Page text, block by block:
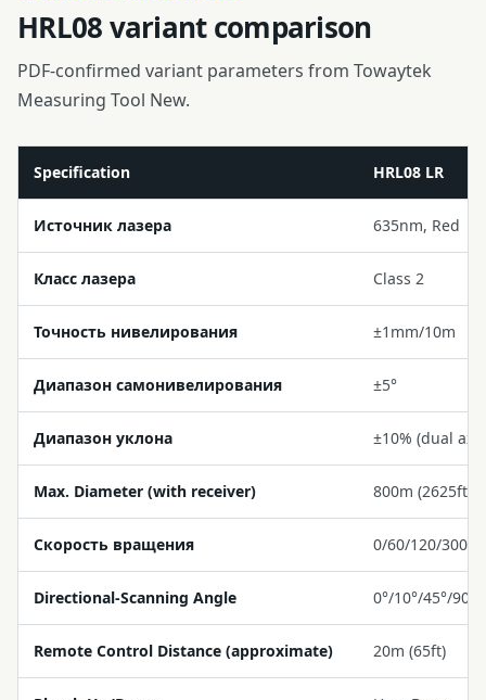
HRL08 variant comparison
PDF-confirmed variant parameters from Towaytek
Measuring Tool New.
Specification HRL08 LR
Источник лазера 635nm, Red
Класс лазера Class 2
Точность нивелирования ±1mm/10m
Диапазон самонивелирования ±5°
Диапазон уклона ±10% (dual
Max. Diameter (with receiver) 800m (2625ft)
Скорость вращения 0/60/120/300/
Directional-Scanning Angle 0°/10°/45°/90°/
Remote Control Distance (approximate) 20m (65ft)